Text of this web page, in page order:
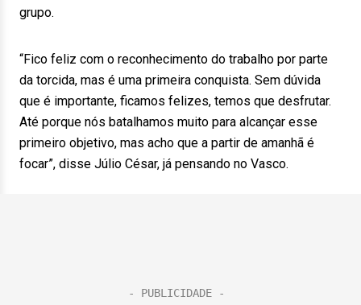
grupo.
“Fico feliz com o reconhecimento do trabalho por parte
da torcida, mas é uma primeira conquista. Sem dúvida
que é importante, ficamos felizes, temos que desfrutar.
Até porque nós batalhamos muito para alcançar esse
primeiro objetivo, mas acho que a partir de amanhã é
focar”, disse Júlio César, já pensando no Vasco.